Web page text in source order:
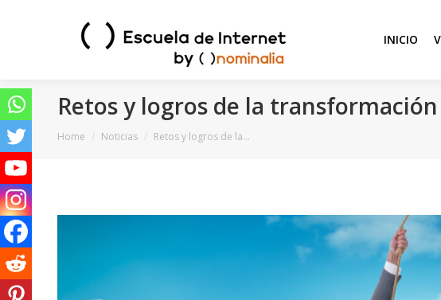
INICIO
Retos y logros de la
You are here:
Home Noticias Retos y logros de la…